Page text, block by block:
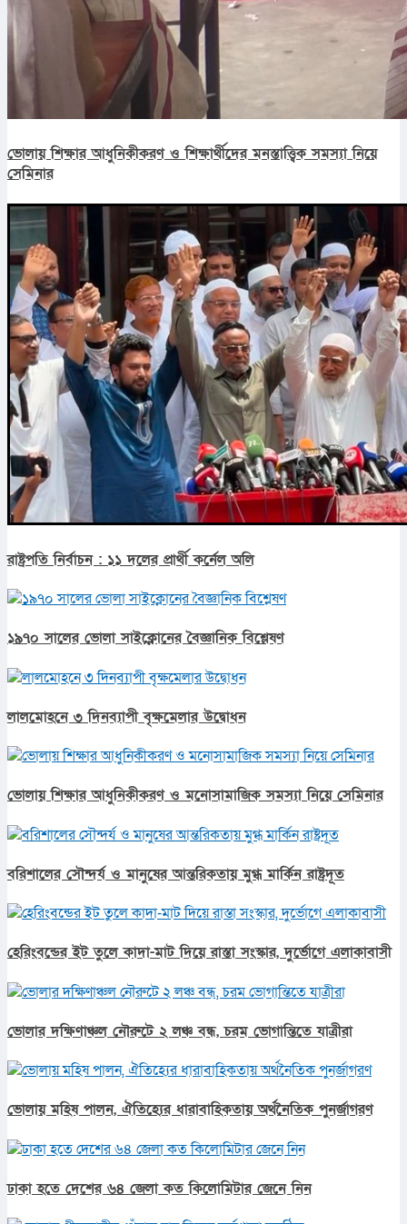
ভোলায় শিক্ষার আধুনিকীকরণ ও শিক্ষার্থীদের মনস্তাত্ত্বিক সমস্যা নিয়ে
সেমিনার
রাষ্ট্রপতি নির্বাচন : ১১ দলের প্রার্থী কর্নেল অলি
১৯৭০ সালের ভোলা সাইক্লোনের বৈজ্ঞানিক বিশ্লেষণ
লালমোহনে ৩ দিনব্যাপী বৃক্ষমেলার উদ্বোধন
ভোলায় শিক্ষার আধুনিকীকরণ ও মনোসামাজিক সমস্যা নিয়ে সেমিনার
বরিশালের সৌন্দর্য ও মানুষের আন্তরিকতায় মুগ্ধ মার্কিন রাষ্ট্রদূত
হেরিংবন্ডের ইট তুলে কাদা-মাট দিয়ে রাস্তা সংস্কার, দুর্ভোগে এলাকাবাসী
ভোলার দক্ষিণাঞ্চল নৌরুটে ২ লঞ্চ বন্ধ, চরম ভোগান্তিতে যাত্রীরা
ভোলায় মহিষ পালন, ঐতিহ্যের ধারাবাহিকতায় অর্থনৈতিক পুনর্জাগরণ
ঢাকা হতে দেশের ৬৪ জেলা কত কিলোমিটার জেনে নিন